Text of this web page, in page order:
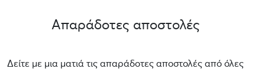
Απαράδοτες αποστολές
Δείτε με μια ματιά τις απαράδοτες αποστολές από όλες